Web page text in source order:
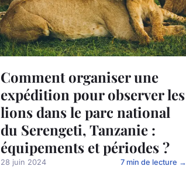
Comment organiser une
expédition pour observer les
lions dans le parc national
du Serengeti, Tanzanie :
équipements et périodes ?
28 juin 2024 7 min de lecture →